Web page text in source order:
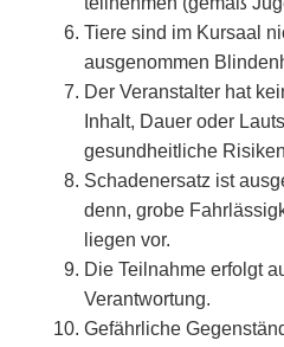
Tiere sind im Kursaal
ausgenommen
Der Veranstalter hat
Inhalt, Dauer oder
gesundheitliche
Schadenersatz ist
denn, grobe
liegen vor.
Die Teilnahme erfolgt
Verantwortung.
Gefährliche